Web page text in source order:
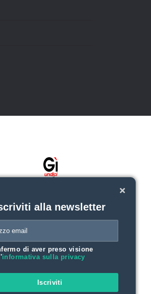
alla newsletter
di aver preso visione
informativa sulla privacy
Iscriviti